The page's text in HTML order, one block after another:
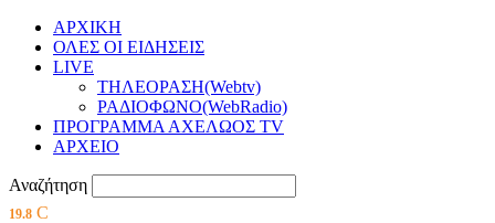
ΑΡΧΙΚΗ
ΟΛΕΣ ΟΙ ΕΙΔΗΣΕΙΣ
LIVE
ΤΗΛΕΟΡΑΣΗ(Webtv)
ΡΑΔΙΟΦΩΝΟ(WebRadio)
ΠΡΟΓΡΑΜΜΑ ΑΧΕΛΩΟΣ TV
ΑΡΧΕΙΟ
Αναζήτηση
19.8 C